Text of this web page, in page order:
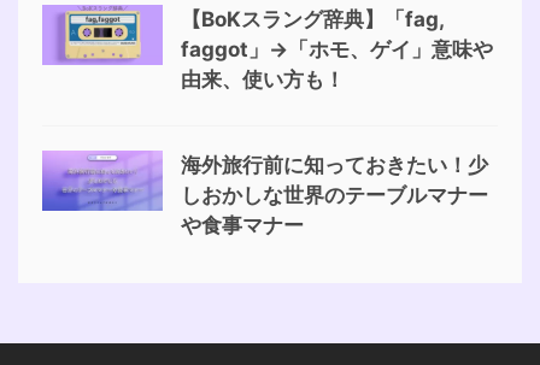
【BoKスラング辞典】「fag,
faggot」→「ホモ、ゲイ」意味や
由来、使い方も！
海外旅行前に知っておきたい！少
しおかしな世界のテーブルマナー
や食事マナー